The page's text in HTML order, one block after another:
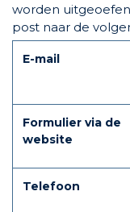
worden
post naar de
E-mail
Formulier via de
website
Telefoon